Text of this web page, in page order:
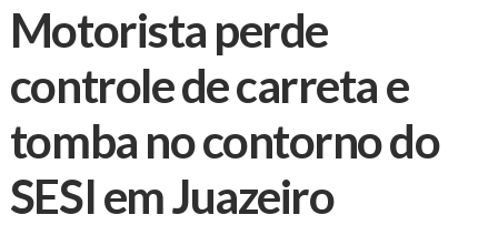
Motorista perde
controle de carreta e
tomba no contorno do
SESI em Juazeiro